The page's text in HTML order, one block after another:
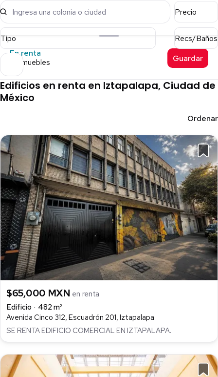
Ingresa una colonia o ciudad Precio
Tipo
Recs/Baños
En renta
6 inmuebles Guardar
Edificios en renta en Iztapalapa, Ciudad de
México
Ordenar
$65,000 MXN en renta
Edificio
482 m²
Avenida Cinco 312, Escuadrón 201, Iztapalapa
SE RENTA EDIFICIO COMERCIAL EN IZTAPALAPA.